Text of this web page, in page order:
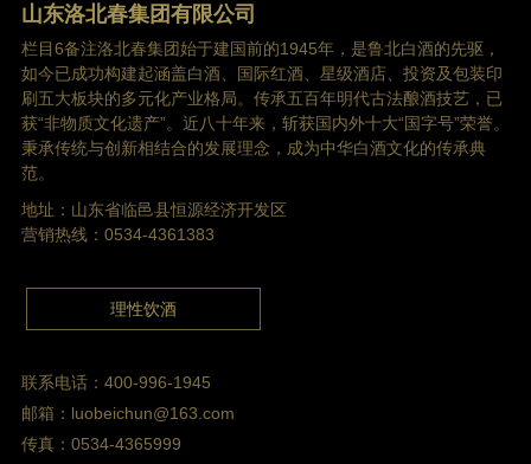
山东洛北春集团有限公司
栏目6备注洛北春集团始于建国前的1945年，是鲁北白酒的先驱，
如今已成功构建起涵盖白酒、国际红酒、星级酒店、投资及包装印
刷五大板块的多元化产业格局。传承五百年明代古法酿酒技艺，已
获“非物质文化遗产”。近八十年来，斩获国内外十大“国字号”荣誉。
秉承传统与创新相结合的发展理念，成为中华白酒文化的传承典
范。
地址：山东省临邑县恒源经济开发区
营销热线：0534-4361383
理性饮酒
联系电话：400-996-1945
邮箱：luobeichun@163.com
传真：0534-4365999